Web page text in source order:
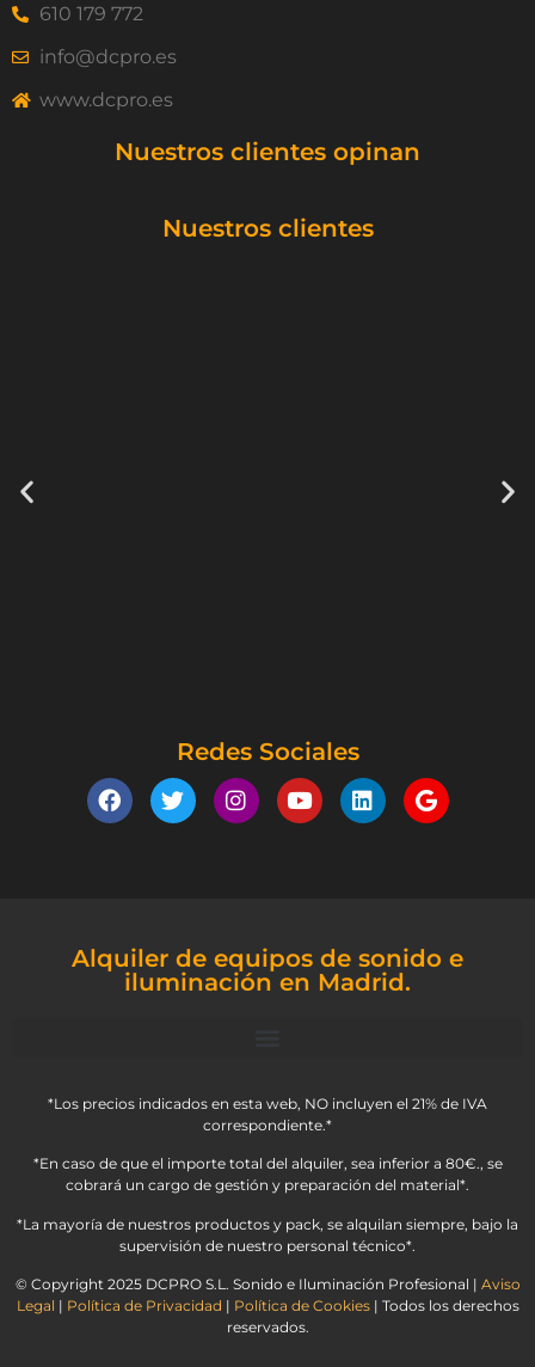
610 179 772
info@dcpro.es
www.dcpro.es
Nuestros clientes opinan
Nuestros clientes
Redes Sociales
Alquiler de equipos de sonido e
iluminación en Madrid.
*Los precios indicados en esta web, NO incluyen el 21% de IVA
correspondiente.*
*En caso de que el importe total del alquiler, sea inferior a 80€., se
cobrará un cargo de gestión y preparación del material*.
*La mayoría de nuestros productos y pack, se alquilan siempre, bajo la
supervisión de nuestro personal técnico*.
© Copyright 2025 DCPRO S.L. Sonido e Iluminación Profesional | Aviso
Legal | Política de Privacidad | Política de Cookies| Todos los derechos
reservados.